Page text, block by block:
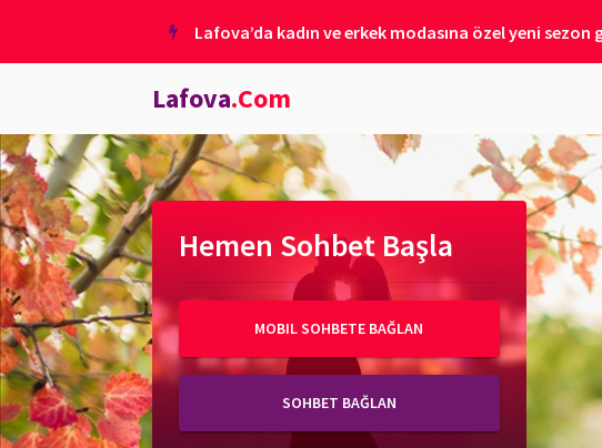
Lafova’da kadın ve erkek modasına özel yeni
Lafova.Com
Hemen Sohbet Başla
MOBIL SOHBETE BAĞLAN
SOHBET BAĞLAN